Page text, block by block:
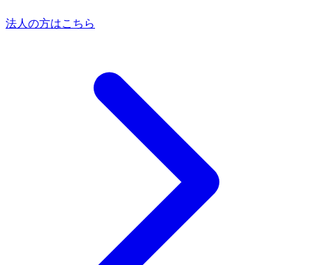
法人の方はこちら